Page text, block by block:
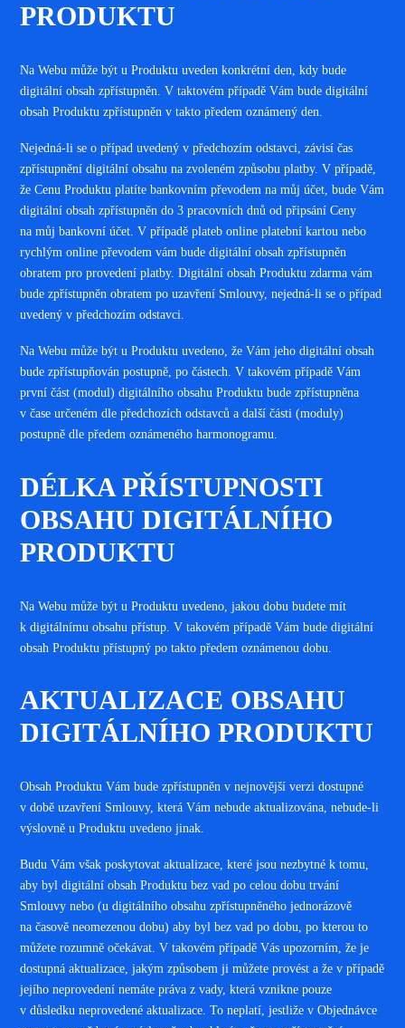
PRODUKTU
Na Webu může být u Produktu uveden konkrétní den, kdy bude
digitální obsah zpřístupněn. V taktovém případě Vám bude digitální
obsah Produktu zpřístupněn v takto předem oznámený den.
Nejedná-li se o případ uvedený v předchozím odstavci, závisí čas
zpřístupnění digitální obsahu na zvoleném způsobu platby. V případě,
že Cenu Produktu platíte bankovním převodem na můj účet, bude Vám
digitální obsah zpřístupněn do 3 pracovních dnů od připsání Ceny
na můj bankovní účet. V případě plateb online platební kartou nebo
rychlým online převodem vám bude digitální obsah zpřístupněn
obratem pro provedení platby. Digitální obsah Produktu zdarma vám
bude zpřístupněn obratem po uzavření Smlouvy, nejedná-li se o případ
uvedený v předchozím odstavci.
Na Webu může být u Produktu uvedeno, že Vám jeho digitální obsah
bude zpřístupňován postupně, po částech. V takovém případě Vám
první část (modul) digitálního obsahu Produktu bude zpřístupněna
v čase určeném dle předchozích odstavců a další části (moduly)
postupně dle předem oznámeného harmonogramu
DÉLKA PŘÍSTUPNOSTI
OBSAHU DIGITÁLNÍHO
PRODUKTU
Na Webu může být u Produktu uvedeno, jakou dobu budete mít
k digitálnímu obsahu přístup. V takovém případě Vám bude digitální
obsah Produktu přístupný po takto předem oznámenou dobu.
AKTUALIZACE OBSAHU
DIGITÁLNÍHO PRODUKTU
Obsah Produktu Vám bude zpřístupněn v nejnovější verzi dostupné
v době uzavření Smlouvy, která Vám nebude aktualizována, nebude-li
výslovně u Produktu uvedeno jinak.
Budu Vám však poskytovat aktualizace, které jsou nezbytné k tomu,
aby byl digitální obsah Produktu bez vad po celou dobu trvání
Smlouvy nebo (u digitálního obsahu zpřístupněného jednorázově
na časově neomezenou dobu) aby byl bez vad po dobu, po kterou to
můžete rozumně očekávat. V takovém případě Vás upozorním, že je
dostupná aktualizace, jakým způsobem ji můžete provést a že v případě
jejího neprovedení nemáte práva z vady, která vznikne pouze
v důsledku neprovedené aktualizace. To neplatí, jestliže v Objednávce